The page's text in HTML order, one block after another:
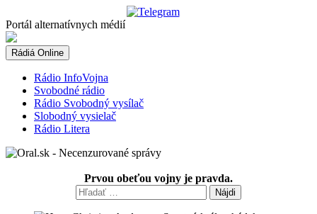
to
content
Portál alternatívnych médií
Rádiá Online
Rádio InfoVojna
Svobodné rádio
Rádio Svobodný vysílač
Slobodný vysielač
Rádio Litera
Prvou obeťou vojny je pravda.
Hľadať: